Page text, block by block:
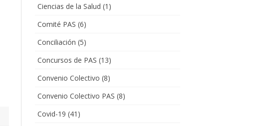
Ciencias de la Salud (1)
Comité PAS (6)
Conciliación (5)
Concursos de PAS (13)
Convenio Colectivo (8)
Convenio Colectivo PAS (8)
Covid-19 (41)